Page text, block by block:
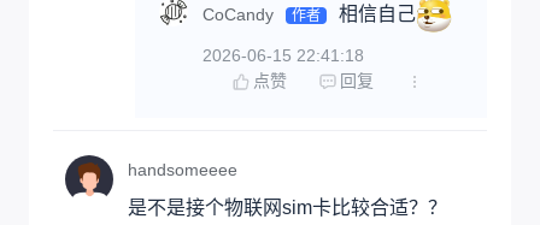
CoCandy 作者 相信自己
2026-06-15 22:41:18
点赞
回复
handsomeeee
是不是接个物联网sim卡比较合适？？